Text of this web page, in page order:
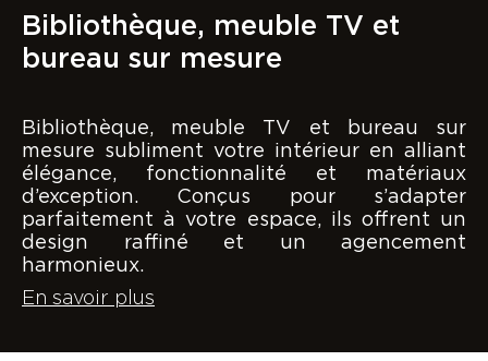
Bibliothèque, meuble TV et
bureau sur mesure
Bibliothèque, meuble TV et bureau sur
mesure subliment votre intérieur en alliant
élégance, fonctionnalité et matériaux
d’exception. Conçus pour s’adapter
parfaitement à votre espace, ils offrent un
design raffiné et un agencement
harmonieux.
En savoir plus